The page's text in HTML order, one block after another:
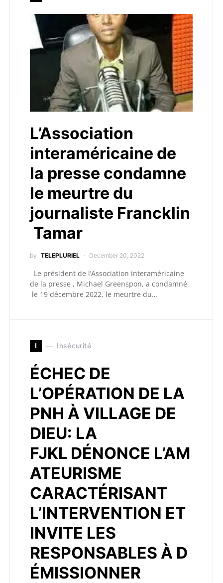
L’Association
interaméricaine de
la presse condamne
le meurtre du
journaliste Francklin
Tamar
by TELEPLURIEL December 20, 2022
Le président de l’Association interaméricaine
de la presse , Michael Greenspon, a condamné
le 19 décembre 2022, le meurtre du…
I Insécurité
ÉCHEC DE
L’OPÉRATION DE LA
PNH À VILLAGE DE
DIEU: LA
FJKL DÉNONCE L’AM
ATEURISME
CARACTÉRISANT
L’INTERVENTION ET
INVITE LES
RESPONSABLES À D
ÉMISSIONNER